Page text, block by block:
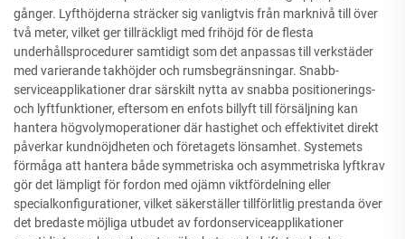
gånger. Lyfthöjderna sträcker sig vanligtvis från marknivå till över
två meter, vilket ger tillräckligt med frihöjd för de flesta
underhållsprocedurer samtidigt som det anpassas till verkstäder
med varierande takhöjder och rumsbegränsningar. Snabb-
serviceapplikationer drar särskilt nytta av snabba positionerings-
och lyftfunktioner, eftersom en enfots billyft till försäljning kan
hantera högvolymoperationer där hastighet och effektivitet direkt
påverkar kundnöjdheten och företagets lönsamhet. Systemets
förmåga att hantera både symmetriska och asymmetriska lyftkrav
gör det lämpligt för fordon med ojämn viktfördelning eller
specialkonfigurationer, vilket säkerställer tillförlitlig prestanda över
det bredaste möjliga utbudet av fordonserviceapplikationer